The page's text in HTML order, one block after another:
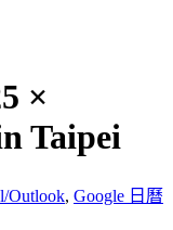
×
Taipei
Outlook, Google 日曆